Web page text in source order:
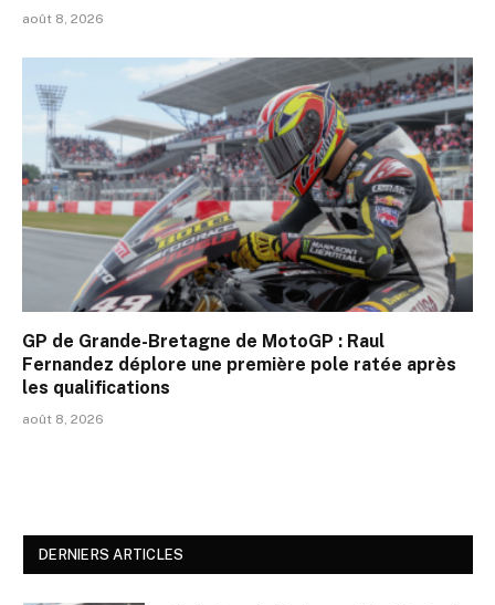
août 8, 2026
GP de Grande-Bretagne de MotoGP : Raul
Fernandez déplore une première pole ratée après
les qualifications
août 8, 2026
DERNIERS ARTICLES